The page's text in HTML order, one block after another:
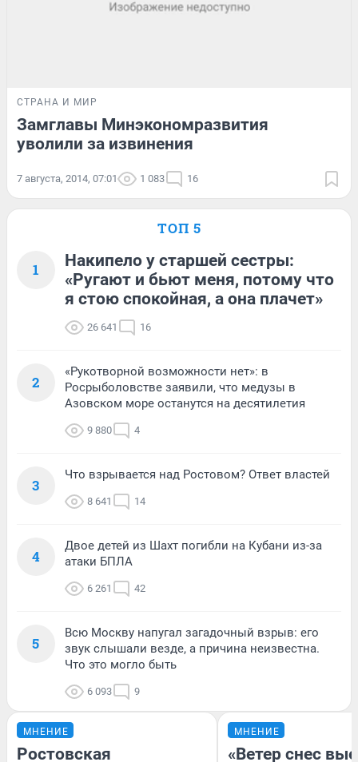
СТРАНА И МИР
Замглавы Минэкономразвития
уволили за извинения
7 августа, 2014, 07:01 1 083 16
ТОП 5
1
Накипело у старшей сестры:
«Ругают и бьют меня, потому что
я стою спокойная, а она плачет»
26 641 16
2
«Рукотворной возможности нет»: в
Росрыболовстве заявили, что медузы в
Азовском море останутся на десятилетия
9 880 4
3
Что взрывается над Ростовом? Ответ властей
8 641 14
4
Двое детей из Шахт погибли на Кубани из-за
атаки БПЛА
6 261 42
5
Всю Москву напугал загадочный взрыв: его
звук слышали везде, а причина неизвестна.
Что это могло быть
6 093 9
МНЕНИЕ
Ростовская
МНЕНИЕ
«Ветер снес